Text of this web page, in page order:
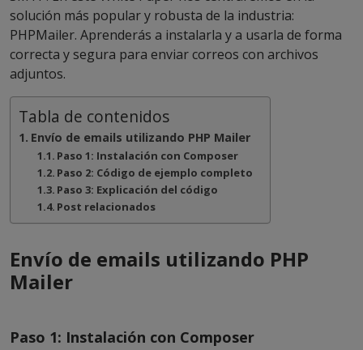
solución más popular y robusta de la industria:
PHPMailer. Aprenderás a instalarla y a usarla de forma
correcta y segura para enviar correos con archivos
adjuntos.
Tabla de contenidos
Envío de emails utilizando PHP Mailer
Paso 1: Instalación con Composer
Paso 2: Código de ejemplo completo
Paso 3: Explicación del código
Post relacionados
Envío de emails utilizando PHP
Mailer
Paso 1: Instalación con Composer